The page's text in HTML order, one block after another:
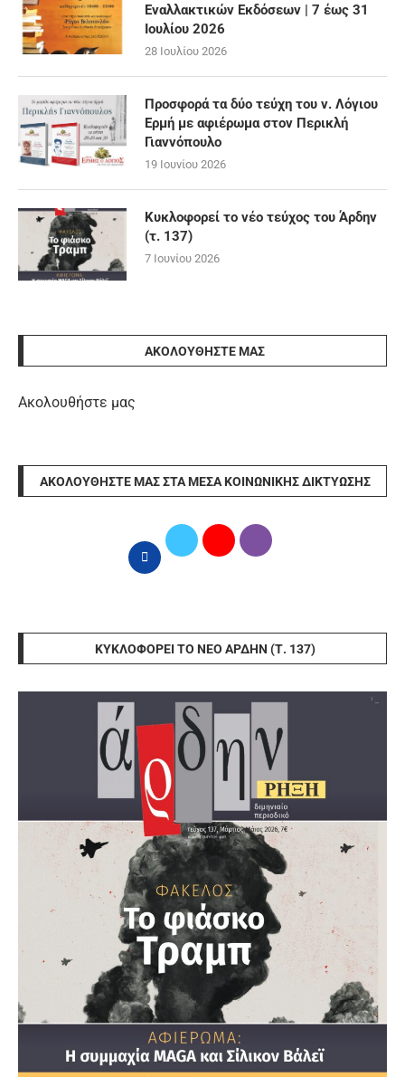
Εναλλακτικών Εκδόσεων | 7 έως 31
Ιουλίου 2026
28 Ιουλίου 2026
Προσφορά τα δύο τεύχη του ν. Λόγιου
Ερμή με αφιέρωμα στον Περικλή
Γιαννόπουλο
19 Ιουνίου 2026
Κυκλοφορεί το νέο τεύχος του Άρδην
(τ. 137)
7 Ιουνίου 2026
ΑΚΟΛΟΥΘΉΣΤΕ ΜΑΣ
Ακολουθήστε μας
ΑΚΟΛΟΥΘΉΣΤΕ ΜΑΣ ΣΤΑ ΜΈΣΑ ΚΟΙΝΩΝΙΚΉΣ ΔΙΚΤΎΩΣΗΣ
ΚΥΚΛΟΦΟΡΕΊ ΤΟ ΝΈΟ ΆΡΔΗΝ (Τ. 137)